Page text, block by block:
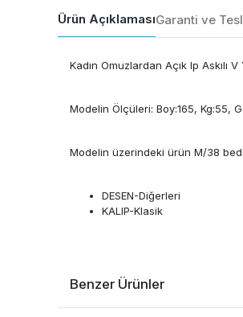
Ürün AçıklamasıGaranti ve
Kadın Omuzlardan Açık Ip Askılı
Modelin Ölçüleri: Boy:165, Kg:55,
Modelin üzerindeki ürün M/38
DESEN-Diğerleri
KALIP-Klasik
Benzer Ürünler